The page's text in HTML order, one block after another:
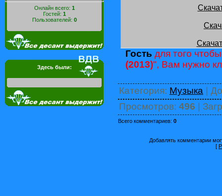
Онлайн всего: 1
Гостей: 1
Пользователей: 0
Здесь были:
Гость для того
(2013)", Вам нужно
Категория: Музыка |
Просмотров: 496 |
Всего комментариев: 0
Добавлять комментарии
[